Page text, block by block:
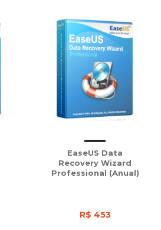
EaseUS Data
Recovery Wizard
Professional (Anual)
R$ 453